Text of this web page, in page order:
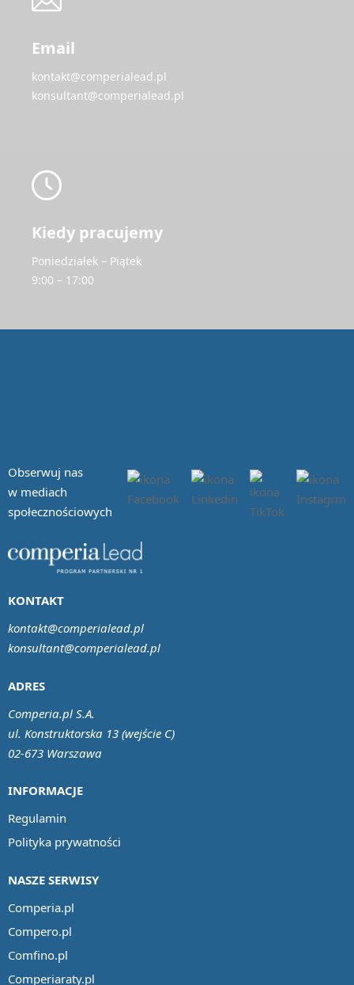
Email
kontakt@comperialead.pl
konsultant@comperialead.pl
Kiedy pracujemy
Poniedziałek – Piątek
9:00 – 17:00
Obserwuj nas
w mediach
społecznościowych
INFORMACJE
Regulamin
Polityka prywatności
NASZE SERWISY
Comperia.pl
Compero.pl
Comfino.pl
Comperiaraty.pl
ADRES
Comperia.pl S.A.
ul. Konstruktorska 13 (wejście C)
02-673 Warszawa
KONTAKT
kontakt@comperialead.pl
konsultant@comperialead.pl